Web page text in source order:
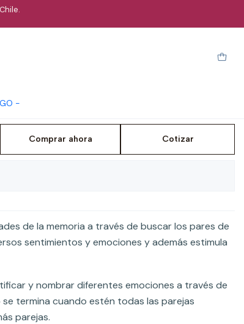
-
- Vol 1
Comprar ahora Cotizar
de la memoria a través de buscar los pares de
sentimientos y emociones y además estimula
y nombrar diferentes emociones a través de
termina cuando estén todas las parejas
parejas.